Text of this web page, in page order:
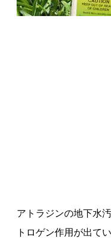
アトラジンの地下水
トロゲン作用が出て